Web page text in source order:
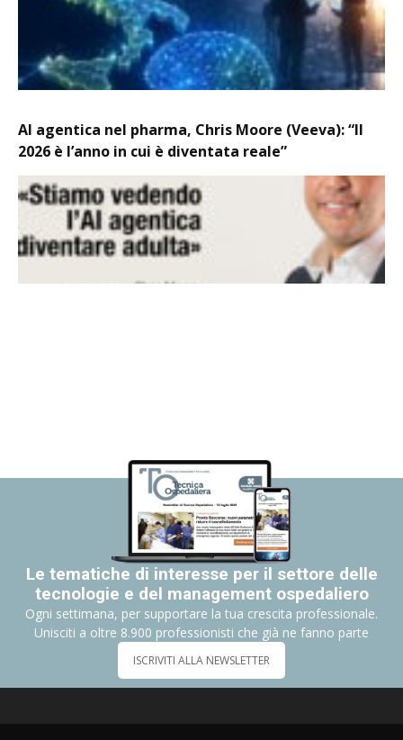
AI agentica nel pharma, Chris Moore (Veeva): “Il
2026 è l’anno in cui è diventata reale”
Le tematiche di interesse per il settore delle
tecnologie e del management ospedaliero
Ogni settimana, per supportare la tua crescita professionale.
Unisciti a oltre 8.900 professionisti che già ne fanno parte
ISCRIVITI ALLA NEWSLETTER